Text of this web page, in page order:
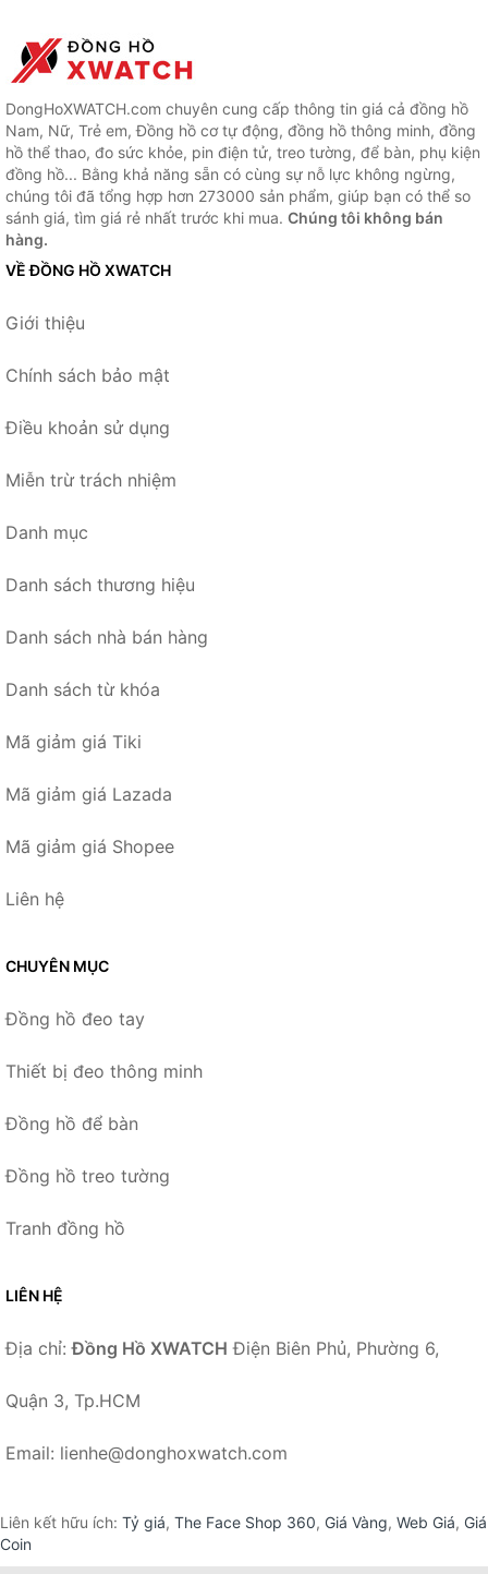
DongHoXWATCH.com chuyên cung cấp thông tin giá cả đồng hồ
Nam, Nữ, Trẻ em, Đồng hồ cơ tự động, đồng hồ thông minh, đồng
hồ thể thao, đo sức khỏe, pin điện tử, treo tường, để bàn, phụ kiện
đồng hồ... Bằng khả năng sẵn có cùng sự nỗ lực không ngừng,
chúng tôi đã tổng hợp hơn 273000 sản phẩm, giúp bạn có thể so
sánh giá, tìm giá rẻ nhất trước khi mua. Chúng tôi không bán
hàng.
VỀ ĐỒNG HỒ XWATCH
Giới thiệu
Chính sách bảo mật
Điều khoản sử dụng
Miễn trừ trách nhiệm
Danh mục
Danh sách thương hiệu
Danh sách nhà bán hàng
Danh sách từ khóa
Mã giảm giá Tiki
Mã giảm giá Lazada
Mã giảm giá Shopee
Liên hệ
CHUYÊN MỤC
Đồng hồ đeo tay
Thiết bị đeo thông minh
Đồng hồ để bàn
Đồng hồ treo tường
Tranh đồng hồ
LIÊN HỆ
Địa chỉ:Đồng Hồ XWATCH Điện Biên Phủ, Phường 6,
Quận 3, Tp.HCM
Email: lienhe@donghoxwatch.com
Liên kết hữu ích: Tỷ giá, The Face Shop 360, Giá Vàng, Web Giá, Giá
Coin